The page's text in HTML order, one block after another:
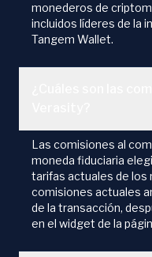
monederos de
incluidos líderes de la
Tangem Wallet.
Las comisiones al
moneda fiduciaria
tarifas actuales de los
comisiones actuales
de la transacción,
en el widget de la